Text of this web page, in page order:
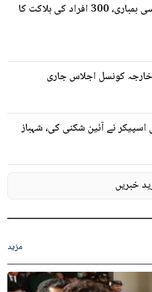
یوکرین: ماریوپول تھیٹر پر روسی بمباری، 300 افراد کی ہلاکت کا
خارجہ کونسل اجلاس جاری
نے آئین شکنی کی، شہباز
خبریں
مزید